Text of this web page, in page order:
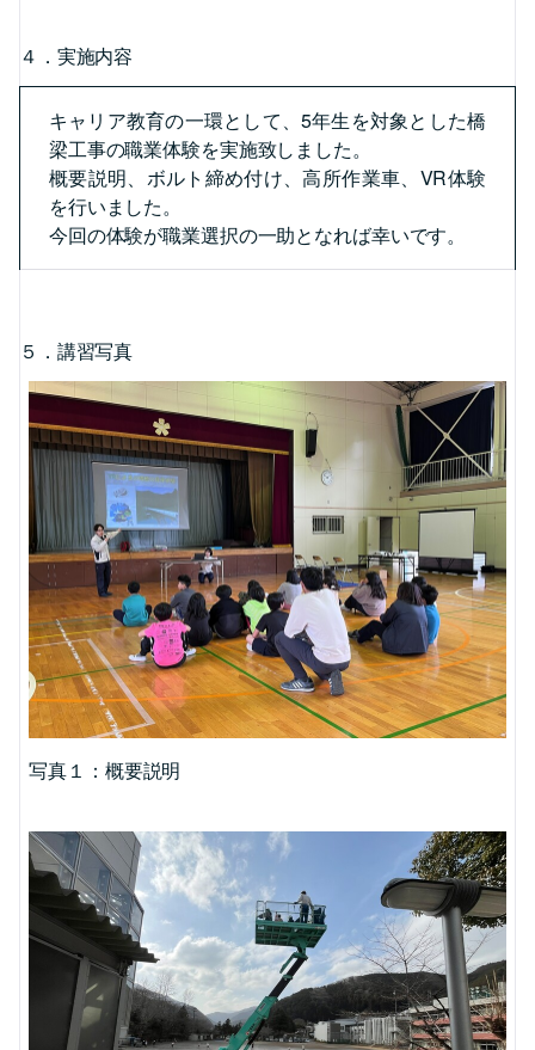
４．実施内容
キャリア教育の一環として、5年生を対象とした橋
梁工事の職業体験を実施致しました。
概要説明、ボルト締め付け、高所作業車、VR体験
を行いました。
今回の体験が職業選択の一助となれば幸いです。
５．講習写真
写真１：概要説明